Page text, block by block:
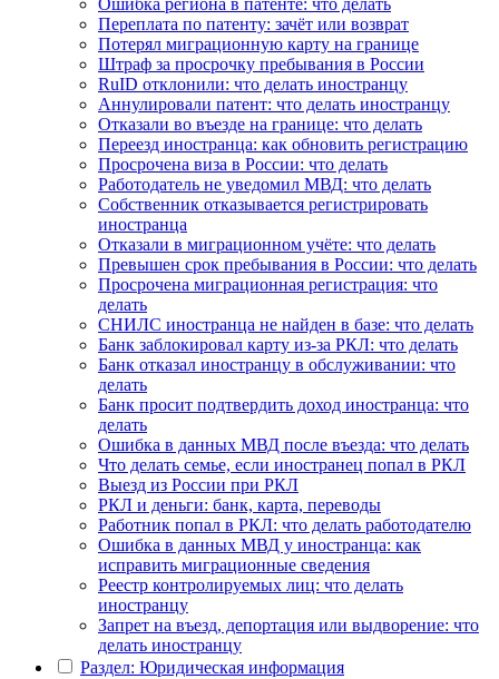
Ошибка региона в патенте: что делать
Переплата по патенту: зачёт или возврат
Потерял миграционную карту на границе
Штраф за просрочку пребывания в России
RuID отклонили: что делать иностранцу
Аннулировали патент: что делать иностранцу
Отказали во въезде на границе: что делать
Переезд иностранца: как обновить регистрацию
Просрочена виза в России: что делать
Работодатель не уведомил МВД: что делать
Собственник отказывается регистрировать
иностранца
Отказали в миграционном учёте: что делать
Превышен срок пребывания в России: что делать
Просрочена миграционная регистрация: что
делать
СНИЛС иностранца не найден в базе: что делать
Банк заблокировал карту из-за РКЛ: что делать
Банк отказал иностранцу в обслуживании: что
делать
Банк просит подтвердить доход иностранца: что
делать
Ошибка в данных МВД после въезда: что делать
Что делать семье, если иностранец попал в РКЛ
Выезд из России при РКЛ
РКЛ и деньги: банк, карта, переводы
Работник попал в РКЛ: что делать работодателю
Ошибка в данных МВД у иностранца: как
исправить миграционные сведения
Реестр контролируемых лиц: что делать
иностранцу
Запрет на въезд, депортация или выдворение: что
делать иностранцу
Раздел: Юридическая информация